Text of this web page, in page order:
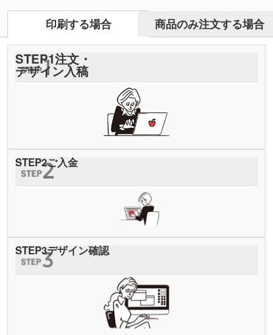
印刷する場合 商品のみ注文する場合
STEP1注文・
デザイン入稿
STEP2ご入金
STEP3デザイン確認